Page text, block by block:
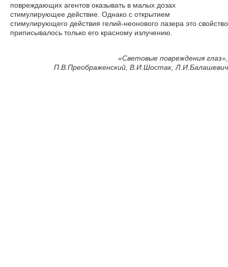
повреждающих агентов оказывать в малых дозах
стимулирующее действие. Однако с открытием
стимулирующего действия гелий-неонового лазера это свойство
приписывалось только его красному излучению.
«Световые повреждения глаз»,
П.В.Преображенский, В.И.Шостак, Л.И.Балашевич